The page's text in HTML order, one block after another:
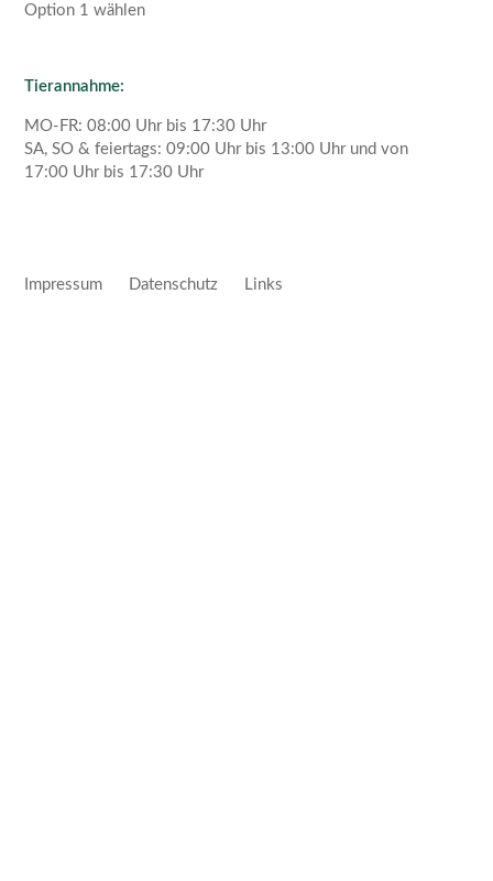
Option 1 wählen
Tierannahme:
MO-FR: 08:00 Uhr bis 17:30 Uhr
SA, SO & feiertags: 09:00 Uhr bis 13:00 Uhr und von
17:00 Uhr bis 17:30 Uhr
Impressum Datenschutz Links